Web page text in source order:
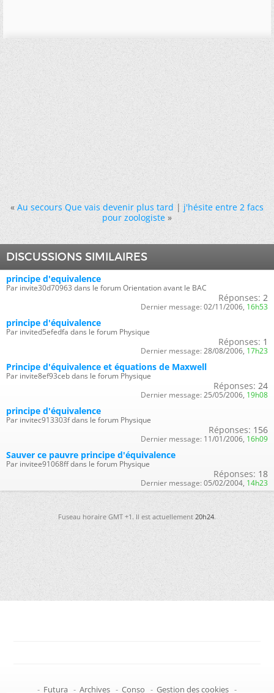
« Au secours Que vais devenir plus tard|j'hésite entre 2 facs
pour zoologiste »
DISCUSSIONS SIMILAIRES
principe d'equivalence
Par invite30d70963 dans le forum Orientation avant le BAC
Réponses: 2
Dernier message: 02/11/2006, 16h53
principe d'équivalence
Par invited5efedfa dans le forum Physique
Réponses: 1
Dernier message: 28/08/2006, 17h23
Principe d'équivalence et équations de Maxwell
Par invite8ef93ceb dans le forum Physique
Réponses: 24
Dernier message: 25/05/2006, 19h08
principe d'équivalence
Par invitec913303f dans le forum Physique
Réponses: 156
Dernier message: 11/01/2006, 16h09
Sauver ce pauvre principe d'équivalence
Par invitee91068ff dans le forum Physique
Réponses: 18
Dernier message: 05/02/2004, 14h23
Fuseau horaire GMT +1. Il est actuellement20h24.
- Futura - Archives - Conso - Gestion des cookies -